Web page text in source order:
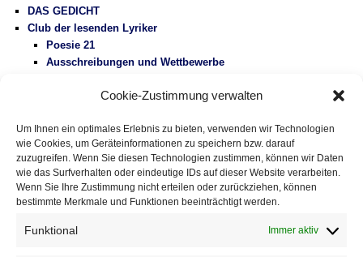
Cookie-Zustimmung verwalten
Um Ihnen ein optimales Erlebnis zu bieten, verwenden wir Technologien
wie Cookies, um Geräteinformationen zu speichern bzw. darauf
zuzugreifen. Wenn Sie diesen Technologien zustimmen, können wir Daten
wie das Surfverhalten oder eindeutige IDs auf dieser Website verarbeiten.
Wenn Sie Ihre Zustimmung nicht erteilen oder zurückziehen, können
bestimmte Merkmale und Funktionen beeinträchtigt werden.
Funktional Immer aktiv
DAS GEDICHT
Club der lesenden Lyriker
Poesie 21
Ausschreibungen und Wettbewerbe
Gesundheitspolitik
Vermischtes
DAS GEDICHT BLOG
Celan – Das Auge von Celan« von Susana Szwarc